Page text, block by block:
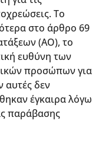
Το
στο άρθρο 69
(AO), το
ευθύνη των
προσώπων για
αυτές δεν
έγκαιρα λόγω
παράβασης